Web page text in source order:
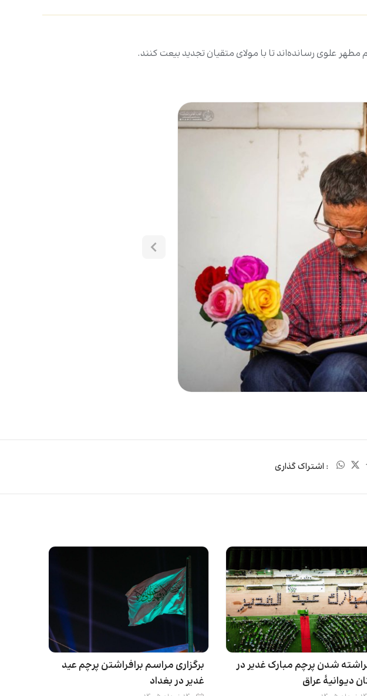
مطهر علوی رسانده‌اند تا با مولای متقیان تجدید بیعت کنند.
: اشتراک گذاری
شدن پرچم مبارک غدیر در
دیوانیۀ عراق
برگزاری مراسم برافراشتن پرچم عید
غدیر در بغداد